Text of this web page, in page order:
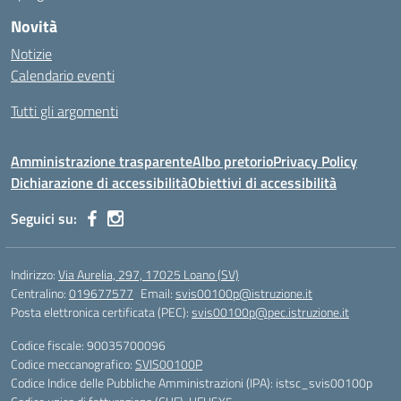
Novità
Notizie
Calendario eventi
Tutti gli argomenti
Amministrazione trasparenteAlbo pretorioPrivacy Policy
Dichiarazione di accessibilitàObiettivi di accessibilità
Seguici su:
Indirizzo:Via Aurelia, 297, 17025 Loano (SV)
Centralino:019677577 Email:svis00100p@istruzione.it
Posta elettronica certificata (PEC):svis00100p@pec.istruzione.it
Codice fiscale: 90035700096
Codice meccanografico:SVIS00100P
Codice Indice delle Pubbliche Amministrazioni (IPA): istsc_svis00100p